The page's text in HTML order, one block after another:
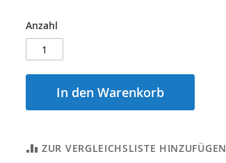
Anzahl
In den Warenkorb
ZUR VERGLEICHSLISTE HINZUFÜGEN